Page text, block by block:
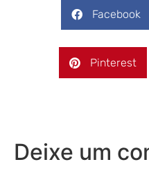
Facebook
Pinterest
Deixe um